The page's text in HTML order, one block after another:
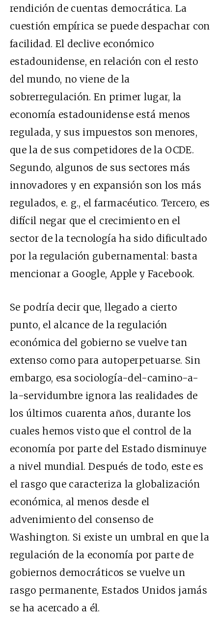
rendición de cuentas democrática. La
cuestión empírica se puede despachar con
facilidad. El declive económico
estadounidense, en relación con el resto
del mundo, no viene de la
sobrerregulación. En primer lugar, la
economía estadounidense está menos
regulada, y sus impuestos son menores,
que la de sus competidores de la OCDE.
Segundo, algunos de sus sectores más
innovadores y en expansión son los más
regulados, e. g., el farmacéutico. Tercero, es
difícil negar que el crecimiento en el
sector de la tecnología ha sido dificultado
por la regulación gubernamental: basta
mencionar a Google, Apple y Facebook.
Se podría decir que, llegado a cierto
punto, el alcance de la regulación
económica del gobierno se vuelve tan
extenso como para autoperpetuarse. Sin
embargo, esa sociología-del-camino-a-
la-servidumbre ignora las realidades de
los últimos cuarenta años, durante los
cuales hemos visto que el control de la
economía por parte del Estado disminuye
a nivel mundial. Después de todo, este es
el rasgo que caracteriza la globalización
económica, al menos desde el
advenimiento del consenso de
Washington. Si existe un umbral en que la
regulación de la economía por parte de
gobiernos democráticos se vuelve un
rasgo permanente, Estados Unidos jamás
se ha acercado a él.